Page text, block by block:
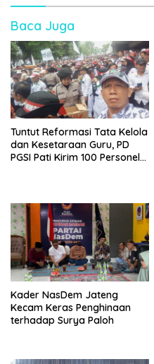
Baca Juga
Tuntut Reformasi Tata Kelola
dan Kesetaraan Guru, PD
PGSI Pati Kirim 100 Personel
Kader NasDem Jateng
Kecam Keras Penghinaan
terhadap Surya Paloh